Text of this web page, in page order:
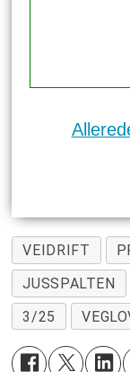
VEIDRIFT
JUSSPALTEN
3/25